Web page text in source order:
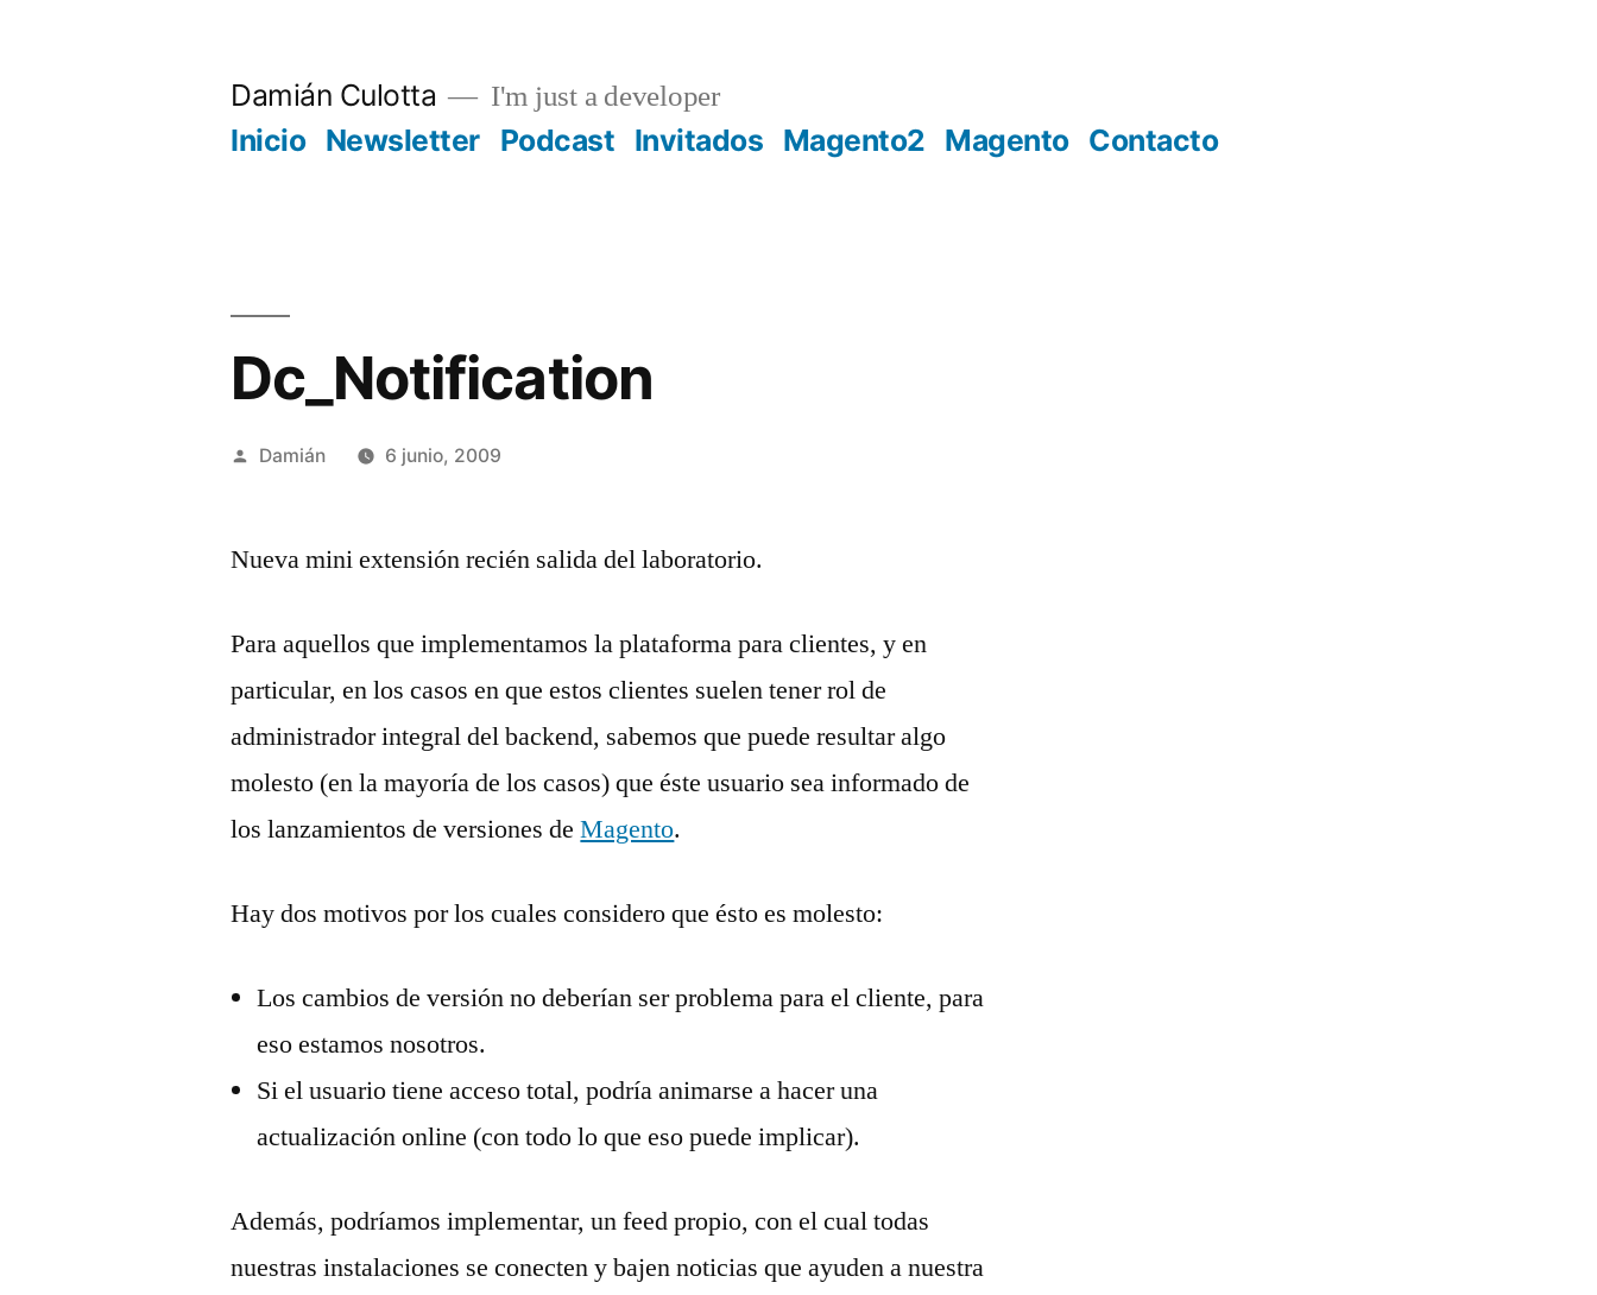
Damián Culotta I'm just a developer
Inicio Newsletter Podcast Invitados Magento2 Magento Contacto
Dc_Notification
Publicado
Damián 6 junio, 2009
Nueva mini extensión recién salida del laboratorio.
Para aquellos que implementamos la plataforma para clientes, y en
particular, en los casos en que estos clientes suelen tener rol de
administrador integral del backend, sabemos que puede resultar algo
molesto (en la mayoría de los casos) que éste usuario sea informado de
los lanzamientos de versiones deMagento.
Hay dos motivos por los cuales considero que ésto es molesto:
Los cambios de versión no deberían ser problema para el cliente, para
eso estamos nosotros.
Si el usuario tiene acceso total, podría animarse a hacer una
actualización online (con todo lo que eso puede implicar).
Además, podríamos implementar, un feed propio, con el cual todas
nuestras instalaciones se conecten y bajen noticias que ayuden a nuestra